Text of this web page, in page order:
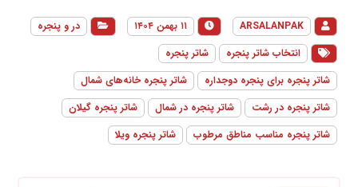
ARSALANPAK ۱۱ بهمن ۱۴۰۴
در و پنجره
انتخاب شاتر پنجره
شاتر پنجره
شاتر پنجره برای پنجره دوجداره
شاتر پنجره خانه‌های شمال
شاتر پنجره در رشت
شاتر پنجره در شمال
شاتر پنجره گیلان
شاتر پنجره مناسب مناطق مرطوب
شاتر پنجره ویلا